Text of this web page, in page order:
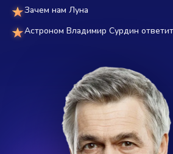
Зачем нам Луна
Астроном Владимир Сурдин